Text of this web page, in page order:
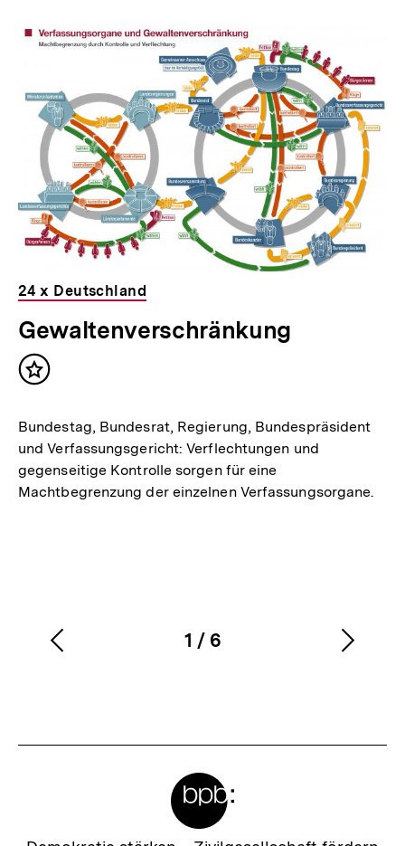
Inhaltskarousell
Inhalte
Inhaltskarussell
überspringen
24 x Deutschland
Gewaltenverschränkung
Inhalt
Bundestag, Bundesrat, Regierung, Bundespräsident
und Verfassungsgericht: Verflechtungen und
gegenseitige Kontrolle sorgen für eine
Machtbegrenzung der einzelnen Verfassungsorgane.
Karussellinhalt
1
von
/ 6
Vorherigen